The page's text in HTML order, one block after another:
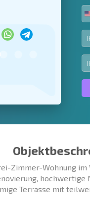
Newsletter
Nutzung
Zimmer-Wohnung im
Terrasse mit